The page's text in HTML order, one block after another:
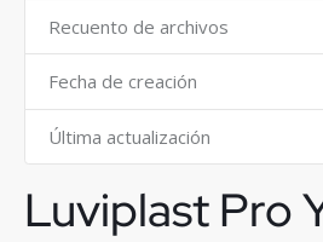
Recuento de archivos
Fecha de creación
Última actualización
Luviplast Pro